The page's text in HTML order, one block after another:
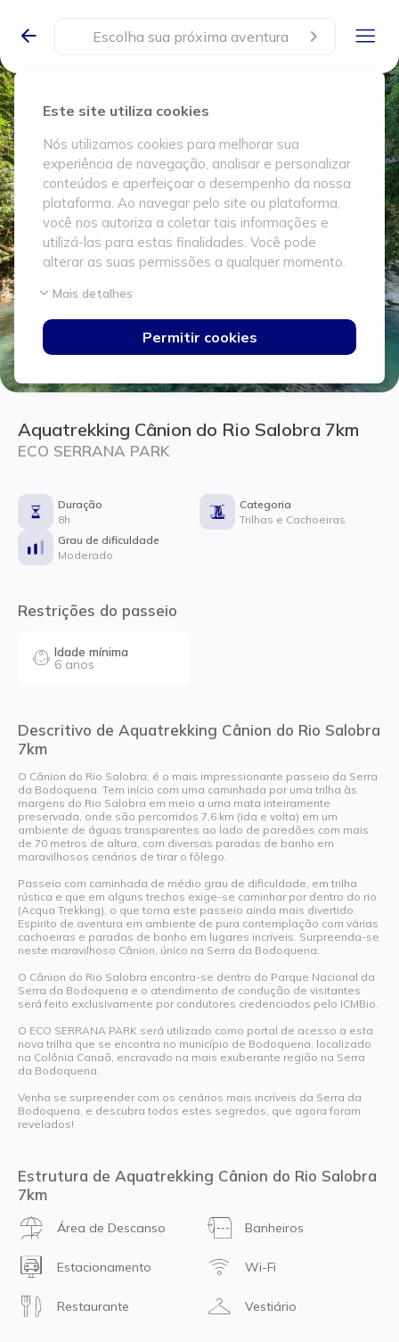
Este site utiliza cookies
Nós utilizamos cookies para melhorar sua
experiência de navegação, analisar e personalizar
conteúdos e aperfeiçoar o desempenho da nossa
plataforma. Ao navegar pelo site ou plataforma,
você nos autoriza a coletar tais informações e
utilizá-las para estas finalidades. Você pode
alterar as suas permissões a qualquer momento.
Mais detalhes
Permitir cookies
Escolha sua próxima aventura
Aquatrekking Cânion do Rio Salobra 7km
ECO SERRANA PARK
Duração
8h
Categoria
Trilhas e Cachoeiras
Grau de dificuldade
Moderado
Restrições do passeio
Idade mínima
6 anos
Descritivo de Aquatrekking Cânion do Rio Salobra
7km
O Cânion do Rio Salobra, é o mais impressionante passeio da Serra
da Bodoquena. Tem início com uma caminhada por uma trilha às
margens do Rio Salobra em meio a uma mata inteiramente
preservada, onde são percorridos 7,6 km (ida e volta) em um
ambiente de águas transparentes ao lado de paredões com mais
de 70 metros de altura, com diversas paradas de banho em
maravilhosos cenários de tirar o fôlego.
Passeio com caminhada de médio grau de dificuldade, em trilha
rústica e que em alguns trechos exige-se caminhar por dentro do rio
(Acqua Trekking), o que torna este passeio ainda mais divertido.
Espirito de aventura em ambiente de pura contemplação com várias
cachoeiras e paradas de banho em lugares incríveis. Surpreenda-se
neste maravilhoso Cânion, único na Serra da Bodoquena.
O Cânion do Rio Salobra encontra-se dentro do Parque Nacional da
Serra da Bodoquena e o atendimento de condução de visitantes
será feito exclusivamente por condutores credenciados pelo ICMBio.
O ECO SERRANA PARK será utilizado como portal de acesso a esta
nova trilha que se encontra no município de Bodoquena, localizado
na Colônia Canaã, encravado na mais exuberante região na Serra
da Bodoquena.
Venha se surpreender com os cenários mais incríveis da Serra da
Bodoquena, e descubra todos estes segredos, que agora foram
revelados!
Estrutura de Aquatrekking Cânion do Rio Salobra
7km
Área de Descanso Banheiros
Estacionamento Wi-Fi
Restaurante Vestiário